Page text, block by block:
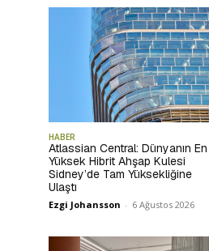
HABER
Atlassian Central: Dünyanın En
Yüksek Hibrit Ahşap Kulesi
Sidney’de Tam Yüksekliğine
Ulaştı
Ezgi Johansson - 6 Ağustos 2026